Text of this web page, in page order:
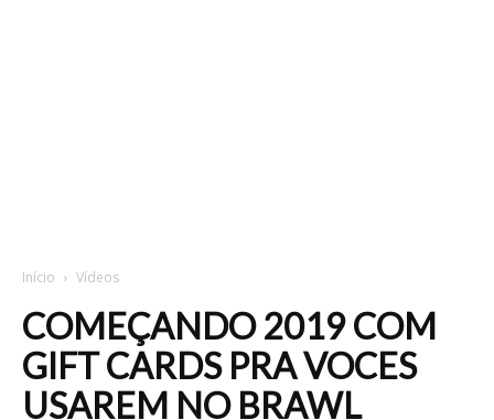
Início Vídeos
COMEÇANDO 2019 COM
GIFT CARDS PRA VOCES
USAREM NO BRAWL